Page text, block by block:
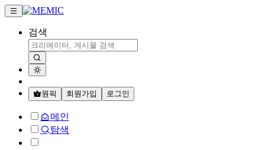
검색
원픽 회원가입 로그인
메인
탐색